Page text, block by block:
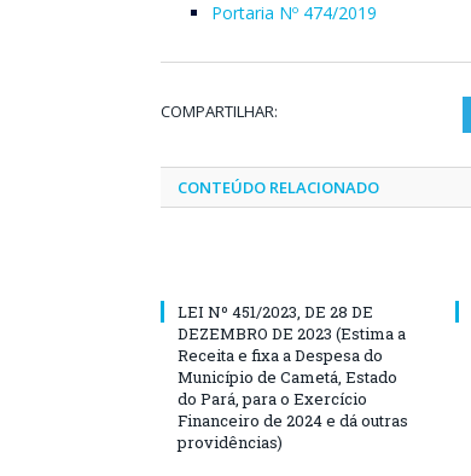
Portaria Nº 474/2019
COMPARTILHAR:
CONTEÚDO RELACIONADO
LEI Nº 451/2023, DE 28 DE
DEZEMBRO DE 2023 (Estima a
Receita e fixa a Despesa do
Município de Cametá, Estado
do Pará, para o Exercício
Financeiro de 2024 e dá outras
providências)